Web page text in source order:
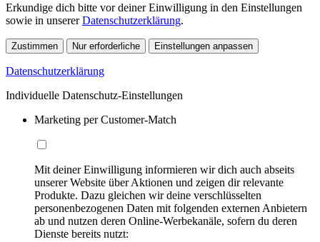
Erkundige dich bitte vor deiner Einwilligung in den Einstellungen
sowie in unsererDatenschutzerklärung.
Zustimmen Nur erforderliche Einstellungen anpassen
Datenschutzerklärung
Individuelle Datenschutz-Einstellungen
Marketing per Customer-Match
Mit deiner Einwilligung informieren wir dich auch abseits
unserer Website über Aktionen und zeigen dir relevante
Produkte. Dazu gleichen wir deine verschlüsselten
personenbezogenen Daten mit folgenden externen Anbietern
ab und nutzen deren Online-Werbekanäle, sofern du deren
Dienste bereits nutzt: